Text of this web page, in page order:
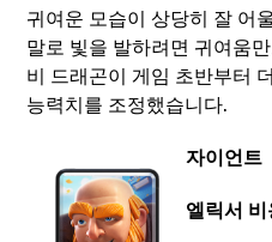
귀여운 모습이 상당히 잘 어
말로 빛을 발하려면 귀여움
비 드래곤이 게임 초반부터
능력치를 조정했습니다.
자이언트
엘릭서 비